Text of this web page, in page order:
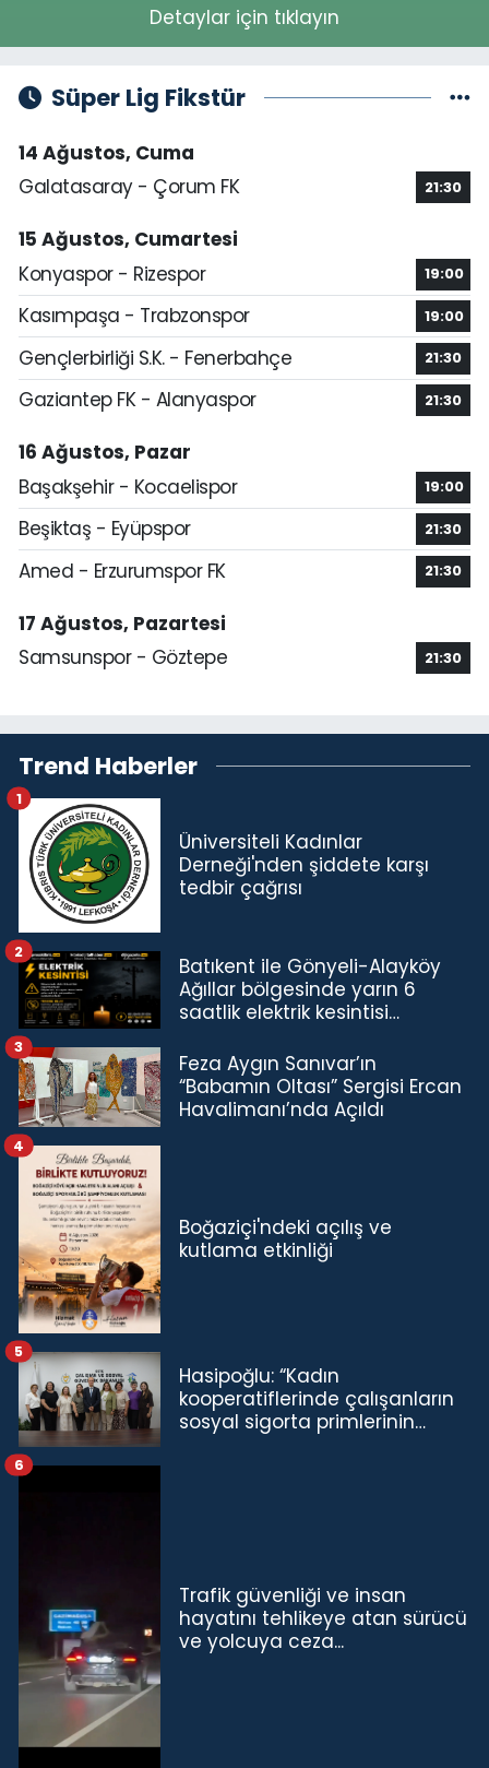
Detaylar için tıklayın
Süper Lig Fikstür
14 Ağustos, Cuma
Galatasaray - Çorum FK
21:30
15 Ağustos, Cumartesi
Konyaspor - Rizespor
19:00
Kasımpaşa - Trabzonspor 19:00
Gençlerbirliği S.K. - Fenerbahçe 21:30
Gaziantep FK - Alanyaspor 21:30
16 Ağustos, Pazar
Başakşehir - Kocaelispor
19:00
Beşiktaş - Eyüpspor 21:30
Amed - Erzurumspor FK 21:30
17 Ağustos, Pazartesi
Samsunspor - Göztepe
21:30
Trend Haberler
Üniversiteli Kadınlar
Derneği'nden şiddete karşı
tedbir çağrısı
1
Batıkent ile Gönyeli-Alayköy
Ağıllar bölgesinde yarın 6
saatlik elektrik kesintisi…
2
Feza Aygın Sanıvar’ın
“Babamın Oltası” Sergisi Ercan
Havalimanı’nda Açıldı
3
Boğaziçi'ndeki açılış ve
kutlama etkinliği
4
Hasipoğlu: “Kadın
kooperatiflerinde çalışanların
sosyal sigorta primlerinin
5
Trafik güvenliği ve insan
hayatını tehlikeye atan sürücü
ve yolcuya ceza...
6